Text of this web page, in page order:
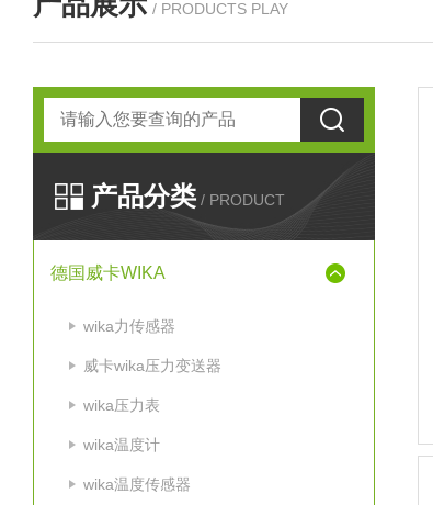
/ PRODUCTS PLAY
产品分类 / PRODUCT
德国威卡WIKA
wika力传感器
威卡wika压力变送器
wika压力表
wika温度计
wika温度传感器